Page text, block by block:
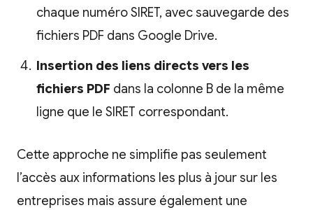
chaque numéro SIRET, avec sauvegarde des
fichiers PDF dans Google Drive.
Insertion des liens directs vers les
fichiers PDF dans la colonne B de la même
ligne que le SIRET correspondant.
Cette approche ne simplifie pas seulement
l’accès aux informations les plus à jour sur les
entreprises mais assure également une